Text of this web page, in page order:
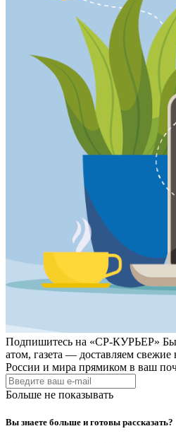
Подпишитесь на «СР-КУРЬЕР»
атом, газета — доставляем свежие
России и мира прямиком в ваш
Больше не показывать
Вы знаете больше и готовы рассказать?